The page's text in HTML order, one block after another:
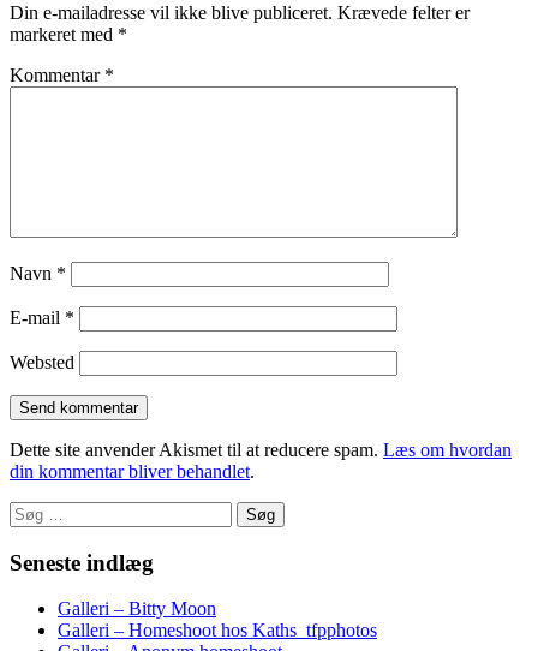
Din e-mailadresse vil ikke blive publiceret. Krævede felter er
markeret med *
Kommentar *
Navn *
E-mail *
Websted
Dette site anvender Akismet til at reducere spam. Læs om hvordan
din kommentar bliver behandlet.
Søg
efter:
Seneste indlæg
Galleri – Bitty Moon
Galleri – Homeshoot hos Kaths_tfpphotos